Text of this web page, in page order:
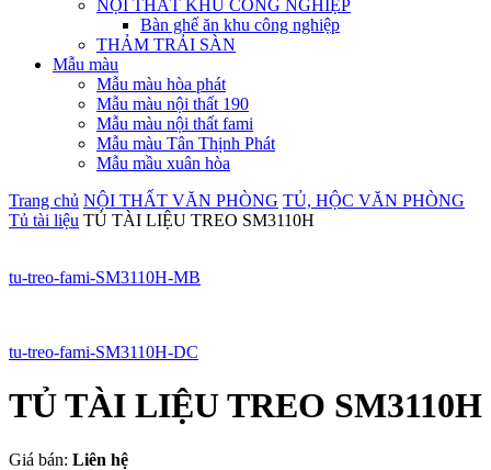
NỘI THẤT KHU CÔNG NGHIỆP
Bàn ghế ăn khu công nghiệp
THẢM TRẢI SÀN
Mẫu màu
Mẫu màu hòa phát
Mẫu màu nội thất 190
Mẫu màu nội thất fami
Mẫu màu Tân Thịnh Phát
Mẫu mầu xuân hòa
Trang chủ NỘI THẤT VĂN PHÒNG TỦ, HỘC VĂN PHÒNG
Tủ tài liệu TỦ TÀI LIỆU TREO SM3110H
tu-treo-fami-SM3110H-MB
tu-treo-fami-SM3110H-DC
TỦ TÀI LIỆU TREO SM3110H
Giá bán: Liên hệ